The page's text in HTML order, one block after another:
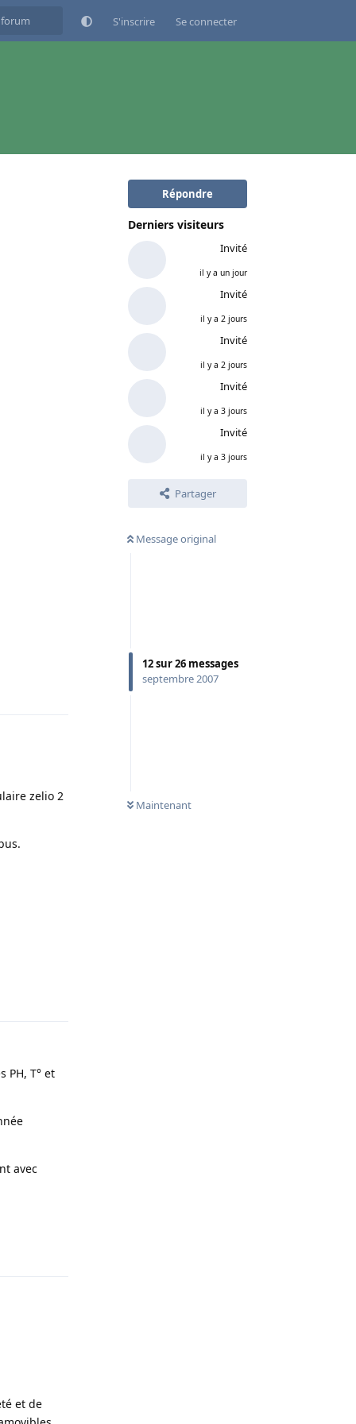
S'inscrire Se connecter
Répondre
Derniers visiteurs
Invité
il y a un jour
Invité
il y a 2 jours
Invité
il y a 2 jours
Invité
il y a 3 jours
Invité
il y a 3 jours
Partager
Message original
12sur26 messages
septembre 2007
Maintenant
zelio 2
PH, T° et
avec
et de